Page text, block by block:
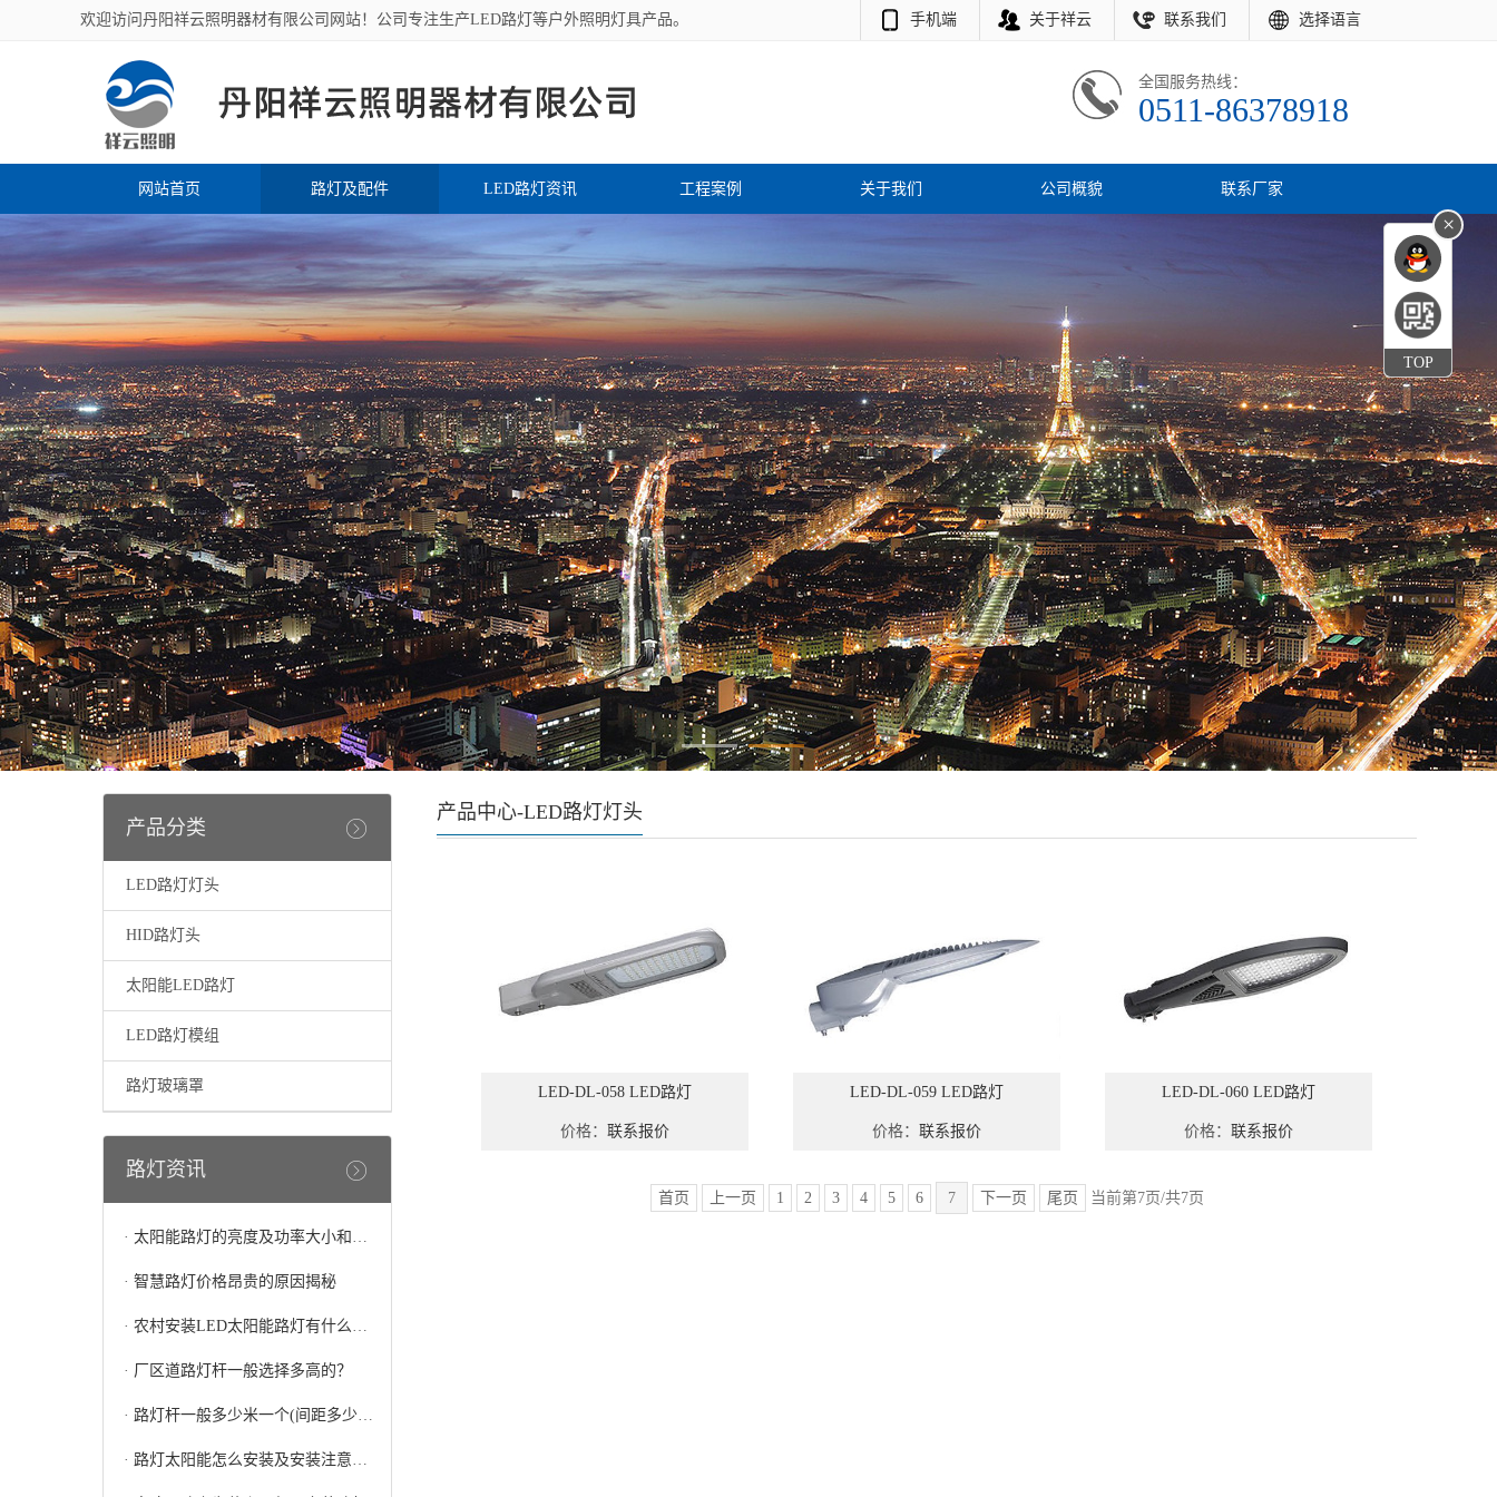
欢迎访问丹阳祥云照明器材有限公司网站！公司专注生产LED路灯等户外照明灯具产品。 手机端 关于祥云 联系我们 选择语言
全国服务热线：
0511-86378918
网站首页 路灯及配件 LED路灯资讯 工程案例 关于我们 公司概貌 联系厂家
产品分类
LED路灯灯头
HID路灯头
太阳能LED路灯
LED路灯模组
路灯玻璃罩
路灯资讯
· 太阳能路灯的亮度及功率大小和灯珠的多少有关系吗
· 智慧路灯价格昂贵的原因揭秘
· 农村安装LED太阳能路灯有什么好处
· 厂区道路灯杆一般选择多高的？
· 路灯杆一般多少米一个(间距多少合适)
· 路灯太阳能怎么安装及安装注意事项
产品中心-LED路灯灯头
LED-DL-058 LED路灯
价格： 联系报价
LED-DL-059 LED路灯
价格： 联系报价
LED-DL-060 LED路灯
价格： 联系报价
首页 上一页 1 2 3 4 5 6 7 下一页 尾页 当前第7页/共7页
TOP
×